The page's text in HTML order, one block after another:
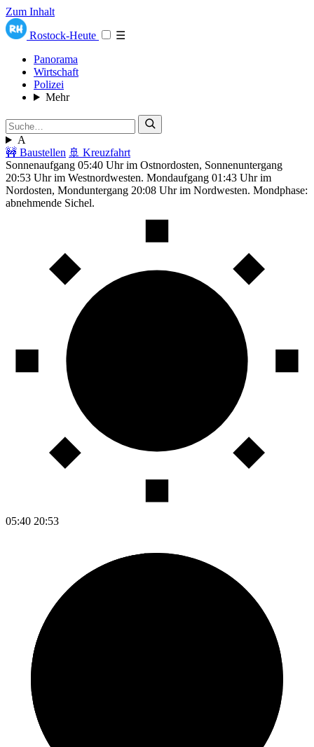
Zum Inhalt
Rostock-Heute
☰
Panorama
Wirtschaft
Polizei
Mehr
A
🚧 Baustellen 🚢 Kreuzfahrt
Sonnenaufgang 05:40 Uhr im Ostnordosten, Sonnenuntergang
20:53 Uhr im Westnordwesten. Mondaufgang 01:43 Uhr im
Nordosten, Monduntergang 20:08 Uhr im Nordwesten. Mondphase:
abnehmende Sichel.
05:40 20:53